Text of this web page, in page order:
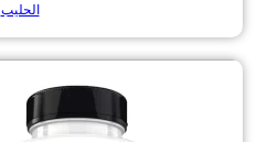
الحليب